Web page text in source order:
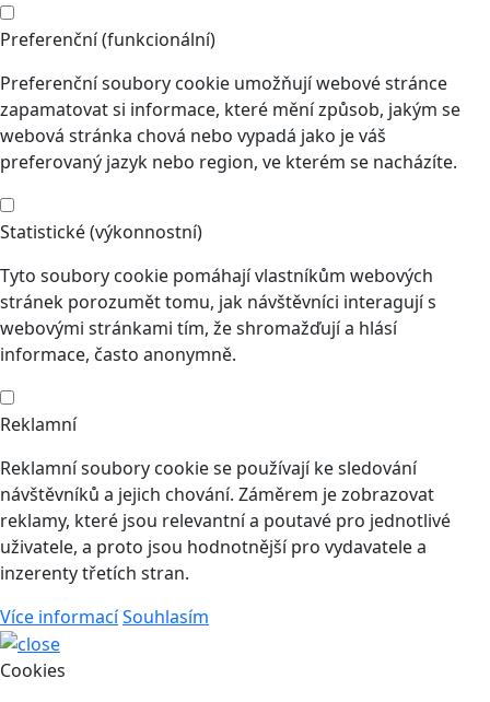
Preferenční (funkcionální)
Preferenční soubory cookie umožňují webové stránce
zapamatovat si informace, které mění způsob, jakým se
webová stránka chová nebo vypadá jako je váš
preferovaný jazyk nebo region, ve kterém se nacházíte.
Statistické (výkonnostní)
Tyto soubory cookie pomáhají vlastníkům webových
stránek porozumět tomu, jak návštěvníci interagují s
webovými stránkami tím, že shromažďují a hlásí
informace, často anonymně.
Reklamní
Reklamní soubory cookie se používají ke sledování
návštěvníků a jejich chování. Záměrem je zobrazovat
reklamy, které jsou relevantní a poutavé pro jednotlivé
uživatele, a proto jsou hodnotnější pro vydavatele a
inzerenty třetích stran.
Více informacíSouhlasím
Cookies